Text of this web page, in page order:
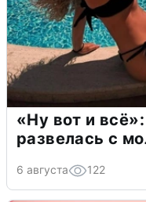
«Ну вот и
развелась с
6 августа 122